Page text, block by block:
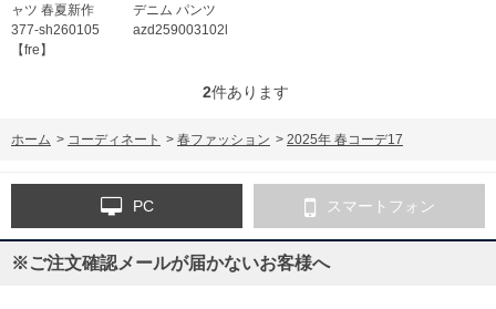
ャツ 春夏新作
377-sh260105
【fre】
デニム パンツ
azd259003102l
2件あります
ホーム > コーディネート > 春ファッション > 2025年 春コーデ17
PC スマートフォン
※ご注文確認メールが届かないお客様へ